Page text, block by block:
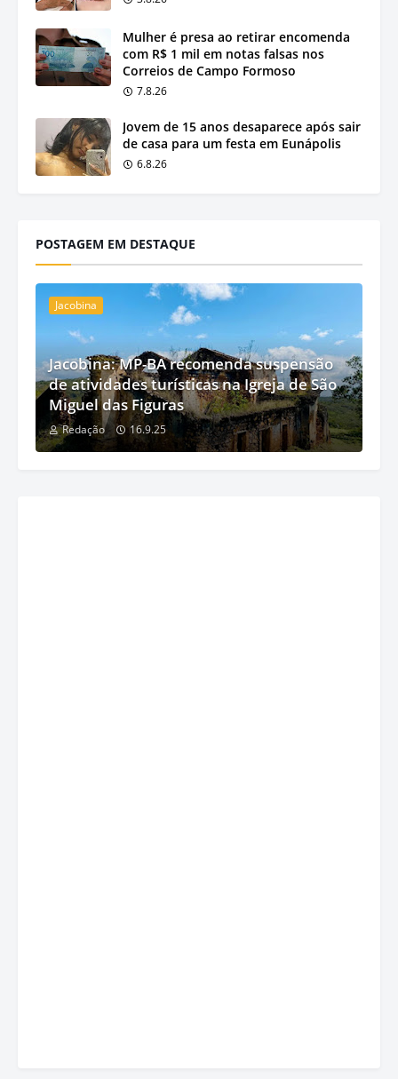
Mulher é presa ao retirar encomenda
com R$ 1 mil em notas falsas nos
Correios de Campo Formoso
7.8.26
Jovem de 15 anos desaparece após sair
de casa para um festa em Eunápolis
6.8.26
POSTAGEM EM DESTAQUE
Jacobina
Jacobina: MP-BA recomenda suspensão
de atividades turísticas na Igreja de São
Miguel das Figuras
Redação 16.9.25